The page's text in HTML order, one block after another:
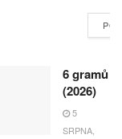
6 gramů
(2026)
5
SRPNA,